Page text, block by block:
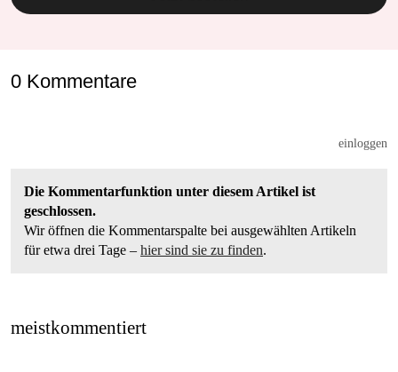
0 Kommentare
Die Kommentarfunktion unter diesem Artikel ist
geschlossen.
Wir öffnen die Kommentarspalte bei ausgewählten Artikeln
für etwa drei Tage – hier sind sie zu finden.
einloggen
meistkommentiert